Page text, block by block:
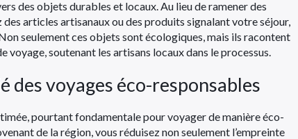
des objets durables et locaux. Au lieu de ramener des
articles artisanaux ou des produits signalant votre séjour,
seulement ces objets sont écologiques, mais ils racontent
soutenant les artisans locaux dans le processus.
des voyages éco-responsables
pourtant fondamentale pour voyager de manière éco-
de la région, vous réduisez non seulement l’empreinte